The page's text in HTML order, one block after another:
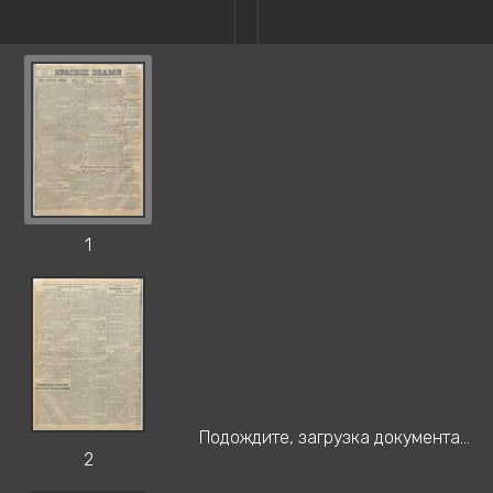
1
2
Подождите, загрузка документа...